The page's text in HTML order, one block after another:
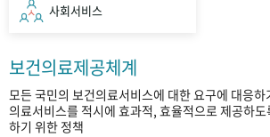
사회서비스
보건의료제공체계
모든 국민의 보건의료서비스에 대한 요구에 대응하
의료서비스를 적시에 효과적, 효율적으로 제공하
하기 위한 정책